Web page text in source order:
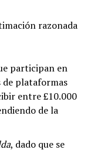
razonada
participan en
de plataformas
entre £10.000
de la
, dado que se